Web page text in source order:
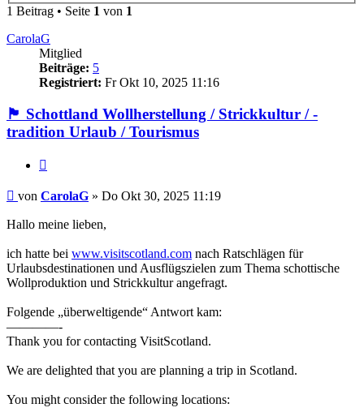
1 Beitrag • Seite 1 von 1
CarolaG
Mitglied
Beiträge: 5
Registriert: Fr Okt 10, 2025 11:16
🏴󠁧󠁢󠁳󠁣󠁴󠁿 Schottland Wollherstellung / Strickkultur / -
tradition Urlaub / Tourismus
Beitrag
von CarolaG » Do Okt 30, 2025 11:19
Hallo meine lieben,
ich hatte bei www.visitscotland.com nach Ratschlägen für
Urlaubsdestinationen und Ausflügszielen zum Thema schottische
Wollproduktion und Strickkultur angefragt.
Folgende „überweltigende“ Antwort kam:
————-
Thank you for contacting VisitScotland.
We are delighted that you are planning a trip in Scotland.
You might consider the following locations: